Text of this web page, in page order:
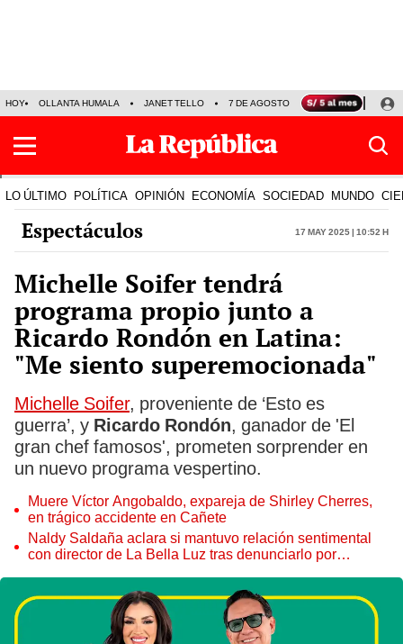
HOY OLLANTA HUMALA JANET TELLO 7 DE AGOSTO TINKA RESULTADOS
LO ÚLTIMO POLÍTICA OPINIÓN ECONOMÍA SOCIEDAD MUNDO
Espectáculos 17 May 2025 | 10:52 h
Michelle Soifer tendrá
programa propio junto a
Ricardo Rondón en Latina:
"Me siento superemocionada"
Michelle Soifer, proveniente de ‘Esto es
guerra’, y Ricardo Rondón, ganador de 'El
gran chef famosos', prometen sorprender en
un nuevo programa vespertino.
Muere Víctor Angobaldo, expareja de Shirley Cherres,
en trágico accidente en Cañete
Naldy Saldaña aclara si mantuvo relación sentimental
con director de La Bella Luz tras denunciarlo por